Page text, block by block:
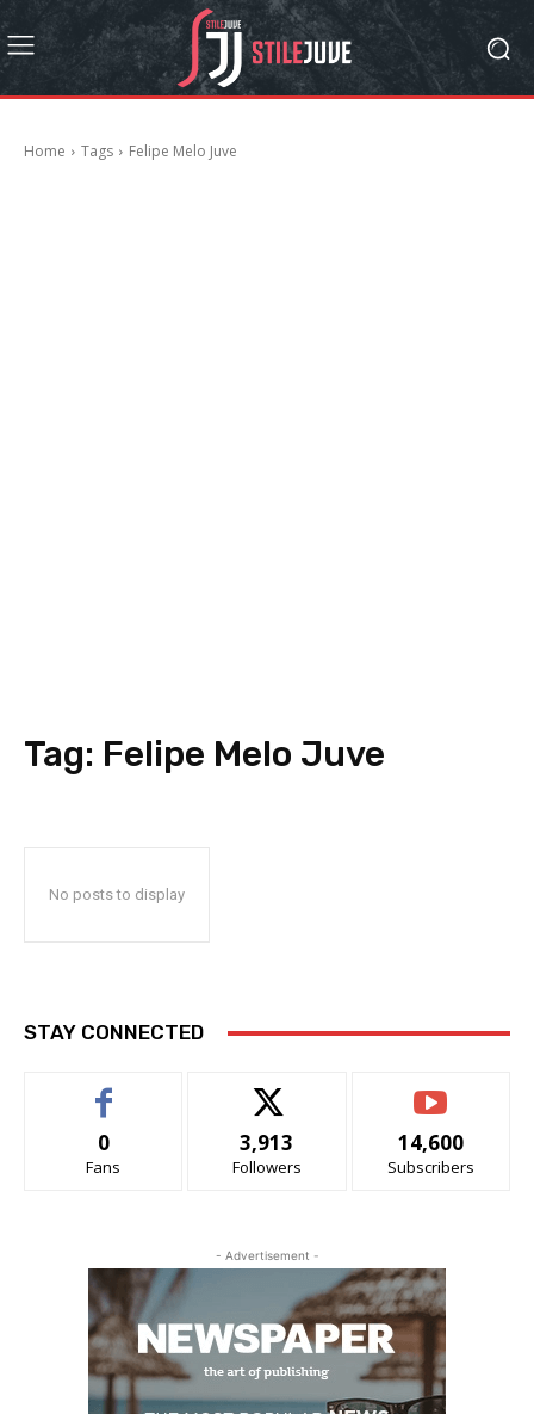
Home Tags Felipe Melo Juve
Tag: Felipe Melo Juve
No posts to display
STAY CONNECTED
0
Fans
3,913
Followers
14,600
Subscribers
- Advertisement -